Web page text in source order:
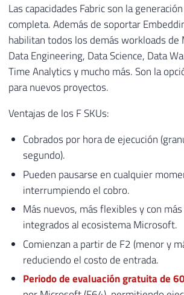
Las capacidades Fabric son la
completa. Además de soportar
habilitan todos los demás workloads de
Data Engineering, Data Science, Data
Time Analytics y mucho más. Son la
para nuevos proyectos.
Ventajas de los F SKUs:
Cobrados por hora de ejecución
segundo).
Pueden pausarse en cualquier
interrumpiendo el cobro.
Más nuevos, más flexibles y con
integrados al ecosistema Microsoft.
Comienzan a partir de F2 (menor y
reduciendo el costo de entrada.
Periodo de evaluación gratuita de